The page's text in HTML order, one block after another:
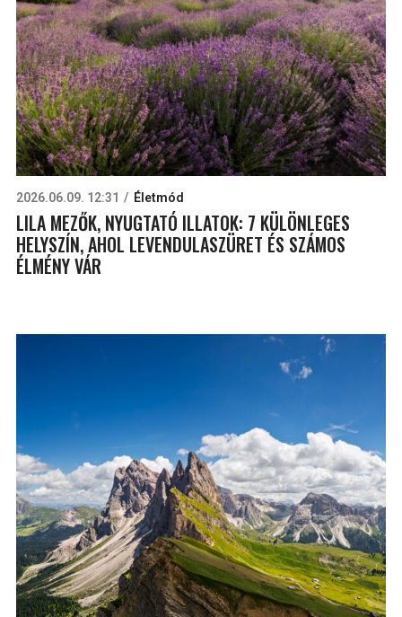
2026.06.09. 12:31 Életmód
LILA MEZŐK, NYUGTATÓ ILLATOK: 7 KÜLÖNLEGES
HELYSZÍN, AHOL LEVENDULASZÜRET ÉS SZÁMOS
ÉLMÉNY VÁR